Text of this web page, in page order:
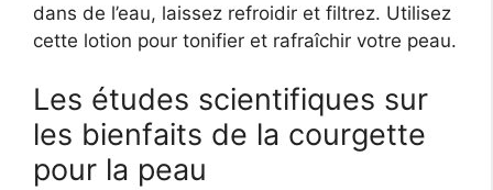
dans de l’eau, laissez refroidir et filtrez. Utilisez
cette lotion pour tonifier et rafraîchir votre peau.
Les études scientifiques sur
les bienfaits de la courgette
pour la peau